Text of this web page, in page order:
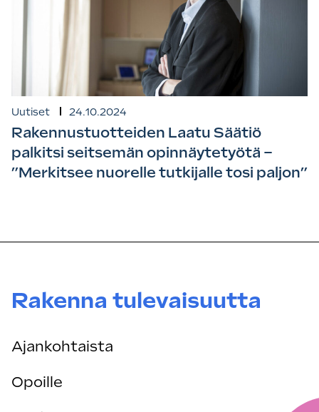
Uutiset 24.10.2024
Rakennustuotteiden Laatu Säätiö
palkitsi seitsemän opinnäytetyötä –
”Merkitsee nuorelle tutkijalle tosi paljon”
Rakenna tulevaisuutta
Ajankohtaista
Opoille